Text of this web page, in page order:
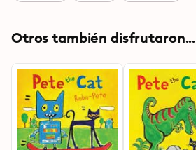
Otros también disfrutaron...